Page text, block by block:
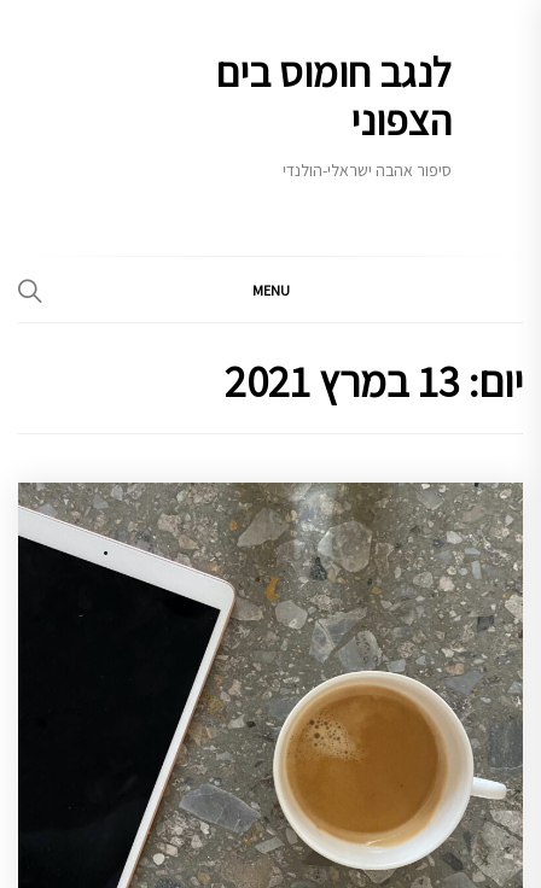
לנגב חומוס בים
הצפוני
סיפור אהבה ישראלי-הולנדי
MENU
יום:13 במרץ 2021